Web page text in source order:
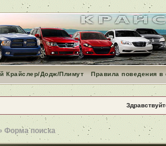
Крайслер/Додж/Плимут Правила поведения
Форма поиска